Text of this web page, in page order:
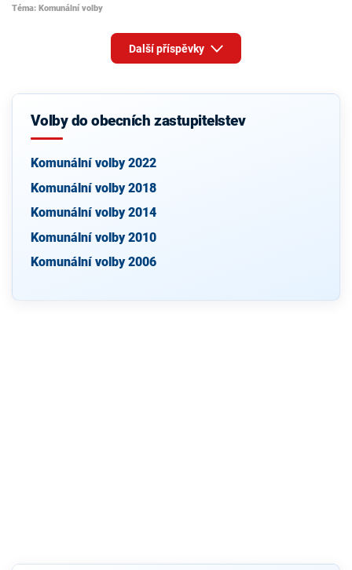
Téma: Komunální volby
Další příspěvky
Volby do obecních zastupitelstev
Komunální volby 2022
Komunální volby 2018
Komunální volby 2014
Komunální volby 2010
Komunální volby 2006